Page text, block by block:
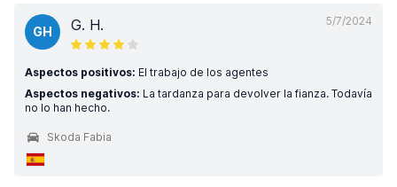
5/7/2024
GH G. H.
Aspectos positivos: El trabajo de los agentes
Aspectos negativos: La tardanza para devolver la fianza. Todavía
no lo han hecho.
Skoda Fabia